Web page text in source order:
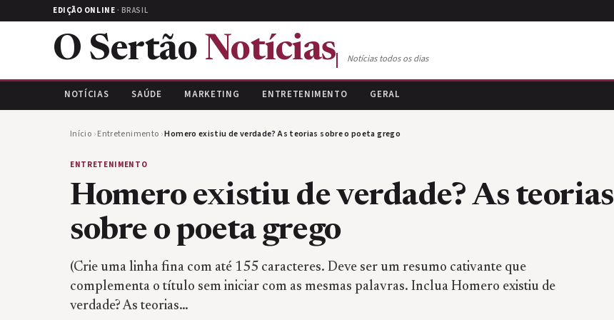
EDIÇÃO ONLINE · BRASIL
O Sertão Notícias Notícias todos os dias
NOTÍCIAS SAÚDE MARKETING ENTRETENIMENTO GERAL
Início ›Entretenimento ›Homero existiu de verdade? As teorias sobre o poeta grego
ENTRETENIMENTO
Homero existiu de verdade? As teorias
sobre o poeta grego
(Crie uma linha fina com até 155 caracteres. Deve ser um resumo cativante que
complementa o título sem iniciar com as mesmas palavras. Inclua Homero existiu de
verdade? As teorias…